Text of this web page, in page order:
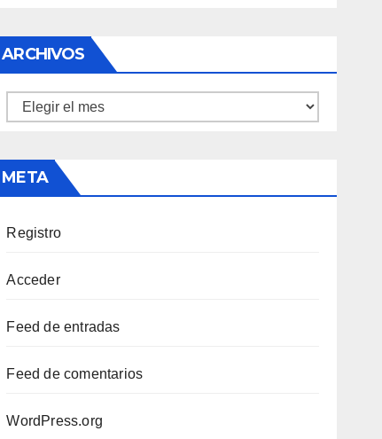
ARCHIVOS
Archivos
META
Registro
Acceder
Feed de entradas
Feed de comentarios
WordPress.org